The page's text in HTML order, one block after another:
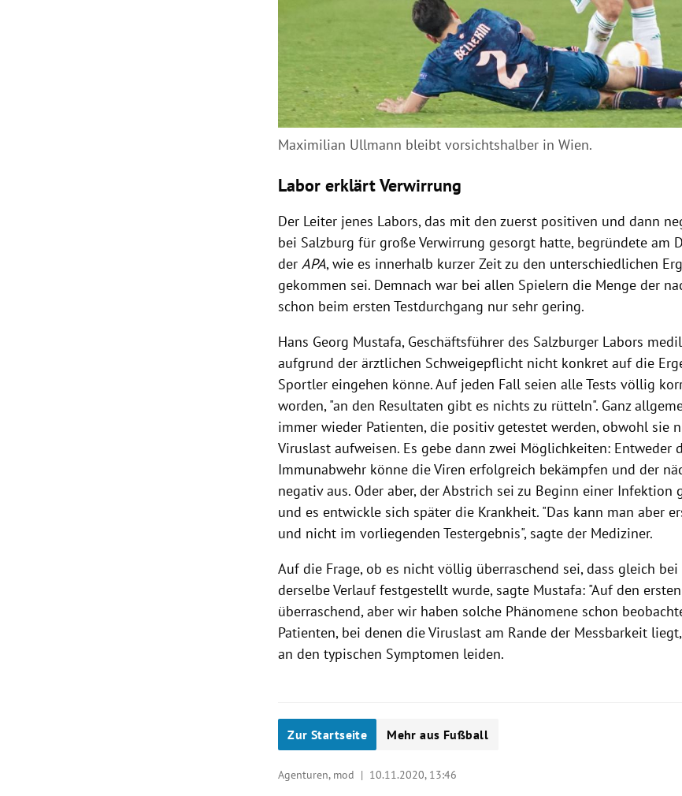
Maximilian Ullmann bleibt vorsichtshalber in Wien.
Labor erklärt Verwirrung
Der Leiter jenes Labors, das mit den zuerst positiven und dann
bei Salzburg für große Verwirrung gesorgt hatte, begründete am
derAPA, wie es innerhalb kurzer Zeit zu den unterschiedlichen
gekommen sei. Demnach war bei allen Spielern die Menge der
schon beim ersten Testdurchgang nur sehr gering.
Hans Georg Mustafa, Geschäftsführer des Salzburger Labors
aufgrund der ärztlichen Schweigepflicht nicht konkret auf die
Sportler eingehen könne. Auf jeden Fall seien alle Tests völlig
worden, "an den Resultaten gibt es nichts zu rütteln". Ganz
immer wieder Patienten, die positiv getestet werden, obwohl sie
Viruslast aufweisen. Es gebe dann zwei Möglichkeiten: Entweder
Immunabwehr könne die Viren erfolgreich bekämpfen und der
negativ aus. Oder aber, der Abstrich sei zu Beginn einer Infektion
und es entwickle sich später die Krankheit. "Das kann man aber
und nicht im vorliegenden Testergebnis", sagte der Mediziner.
Auf die Frage, ob es nicht völlig überraschend sei, dass gleich
derselbe Verlauf festgestellt wurde, sagte Mustafa: "Auf den
überraschend, aber wir haben solche Phänomene schon
Patienten, bei denen die Viruslast am Rande der Messbarkeit
an den typischen Symptomen leiden.
Zur Startseite Mehr aus Fußball
Agenturen, mod | 10.11.2020, 13:46